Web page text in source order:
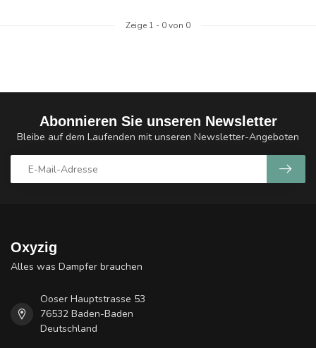
Zeige 1 - 0von 0
Abonnieren Sie unseren Newsletter
Bleibe auf dem Laufenden mit unseren Newsletter-Angeboten
Oxyzig
Alles was Dampfer brauchen
Ooser Hauptstrasse 53
76532 Baden-Baden
Deutschland